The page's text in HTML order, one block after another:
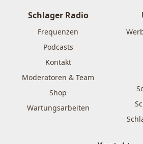
Schlager Radio
Frequenzen
Podcasts
Kontakt
Moderatoren & Team
Shop
Wartungsarbeiten